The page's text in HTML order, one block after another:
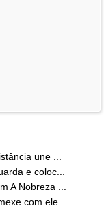
une ...
e coloc...
A Nobreza ...
com ele ...